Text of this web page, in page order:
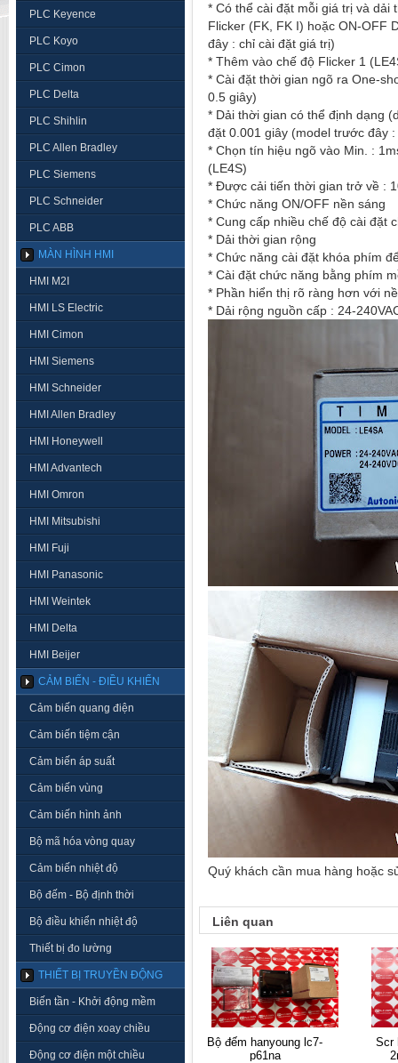
PLC Keyence
PLC Koyo
PLC Cimon
PLC Delta
PLC Shihlin
PLC Allen Bradley
PLC Siemens
PLC Schneider
PLC ABB
MÀN HÌNH HMI
HMI M2I
HMI LS Electric
HMI Cimon
HMI Siemens
HMI Schneider
HMI Allen Bradley
HMI Honeywell
HMI Advantech
HMI Omron
HMI Mitsubishi
HMI Fuji
HMI Panasonic
HMI Weintek
HMI Delta
HMI Beijer
CẢM BIẾN - ĐIỀU KHIỂN
Cảm biến quang điện
Cảm biến tiệm cận
Cảm biến áp suất
Cảm biến vùng
Cảm biến hình ảnh
Bộ mã hóa vòng quay
Cảm biến nhiệt độ
Bộ đếm - Bộ định thời
Bộ điều khiển nhiệt độ
Thiết bị đo lường
THIẾT BỊ TRUYỀN ĐỘNG
Biến tần - Khởi động mềm
Động cơ điện xoay chiều
Động cơ điện một chiều
* Có thể cài đặt mỗi giá trị và dải
Flicker (FK, FK I) hoặc ON-OFF Delay (ON OFF D, ON OFF D I) (model trước
đây : chỉ cài đặt giá trị)
* Thêm vào chế độ Flicker 1
* Cài đặt thời gian ngõ ra One-
0.5 giây)
* Dải thời gian có thể định dạng
đặt 0.001 giây (model
* Chọn tín hiệu ngõ vào Min. :
(LE4S)
* Được cải tiến thời gian trở về :
* Chức năng ON/OFF nền sáng
* Cung cấp nhiều chế độ cài đặt
* Dải thời gian rộng
* Chức năng cài đặt khóa phím
* Cài đặt chức năng bằng phím
* Phần hiển thị rõ ràng hơn với
* Dải rộng nguồn cấp : 24-
Quý khách cần mua hàng hoặc
Liên quan
bộ đếm hanyoung lc7-
p61na
scr hanyoung tpr2-